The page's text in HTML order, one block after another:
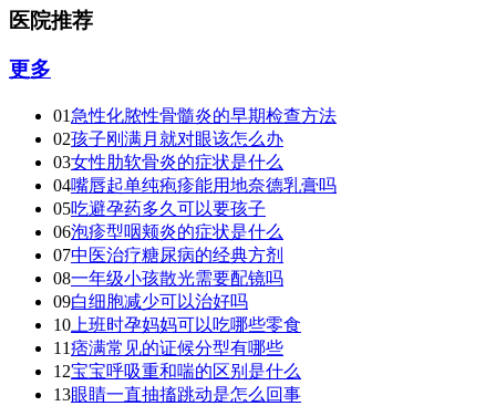
医院推荐
更多
01 急性化脓性骨髓炎的早期检查方法
02孩子刚满月就对眼该怎么办
03女性肋软骨炎的症状是什么
04嘴唇起单纯疱疹能用地奈德乳膏吗
05吃避孕药多久可以要孩子
06泡疹型咽颊炎的症状是什么
07中医治疗糖尿病的经典方剂
08一年级小孩散光需要配镜吗
09白细胞减少可以治好吗
10 上班时孕妈妈可以吃哪些零食
11痞满常见的证候分型有哪些
12宝宝呼吸重和喘的区别是什么
13眼睛一直抽搐跳动是怎么回事